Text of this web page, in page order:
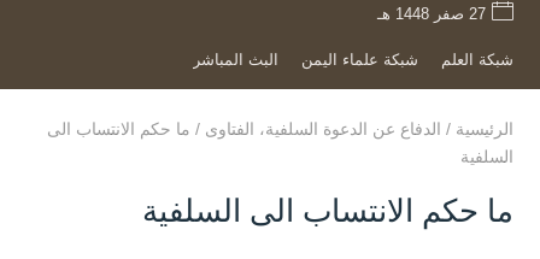
27 صفر 1448 هـ
شبكة العلم شبكة علماء اليمن البث المباشر
الرئيسية / الدفاع عن الدعوة السلفية، الفتاوى / ما حكم الانتساب الى
السلفية
ما حكم الانتساب الى السلفية